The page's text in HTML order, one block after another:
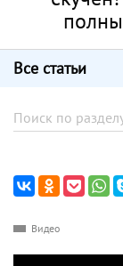
Все статьи
Видео